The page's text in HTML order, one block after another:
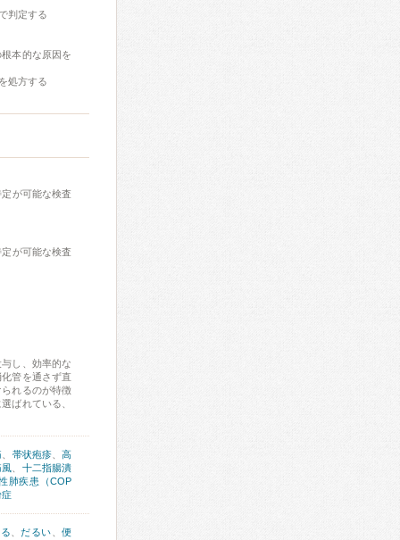
判定する
本的な原因を
処方する
が可能な検査
が可能な検査
し、効率的な
管を通さず直
れるのが特徴
ばれている、
帯状疱疹、高
風
十二指腸潰
肺疾患（COP
症
、だるい 、便